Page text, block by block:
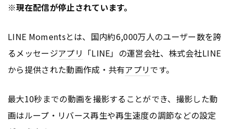
※現在配信が停止されています。
LINE Momentsとは、国内約6,000万人のユーザー数を誇
るメッセージアプリ 「LINE」の運営会社、株式会社LINE
から提供された動画作成・共有アプリです。
最大10秒までの動画を撮影することができ、撮影した動
画はループ・リバース再生や再生速度の調節などの設定